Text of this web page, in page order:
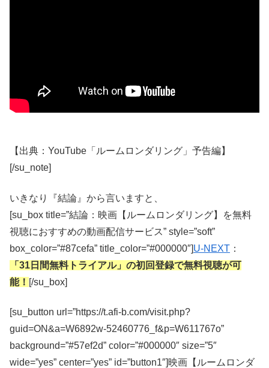
【出典：YouTube「ルームロンダリング」予告編】
[/su_note]
いきなり『結論』から言いますと、
[su_box title=”結論：映画【ルームロンダリング】を無料
視聴におすすめの動画配信サービス” style=”soft”
box_color=”#87cefa” title_color=”#000000″]U-NEXT ：
「31日間無料トライアル」の初回登録で無料視聴が可
能！ [/su_box]
[su_button url=”https://t.afi-b.com/visit.php?
guid=ON&a=W6892w-52460776_f&p=W611767o”
background=”#57ef2d” color=”#000000″ size=”5″
wide=”yes” center=”yes” id=”button1″]映画【ルームロンダ